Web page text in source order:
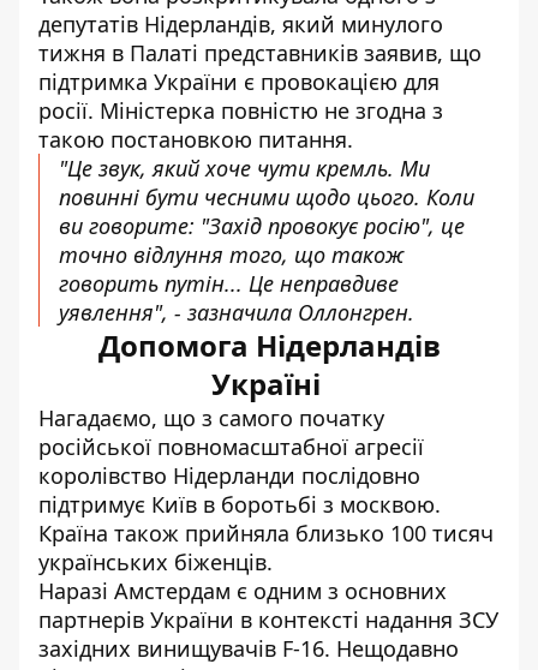
депутатів Нідерландів, який минулого
тижня в Палаті представників заявив, що
підтримка України є провокацією для
росії. Міністерка повністю не згодна з
такою постановкою питання.
"Це звук, який хоче чути кремль. Ми
повинні бути чесними щодо цього. Коли
ви говорите: "Захід провокує росію", це
точно відлуння того, що також
говорить путін... Це неправдиве
уявлення", - зазначила Оллонгрен.
Допомога Нідерландів
Україні
Нагадаємо, що з самого початку
російської повномасштабної агресії
королівство Нідерланди послідовно
підтримує Київ в боротьбі з москвою.
Країна також прийняла близько 100 тисяч
українських біженців.
Наразі Амстердам є одним з основних
партнерів України в контексті надання ЗСУ
західних винищувачів F-16. Нещодавно